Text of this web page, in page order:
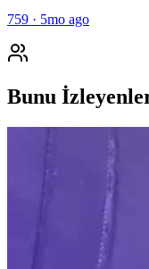
759 · 5mo ago
Bunu